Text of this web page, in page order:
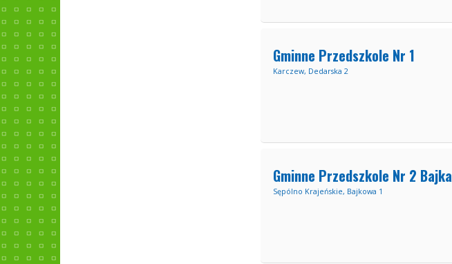
Gminne Przedszkole Nr 1
Karczew, Dedarska 2
Gminne Przedszkole Nr 2 Bajka
Sępólno Krajeńskie, Bajkowa 1